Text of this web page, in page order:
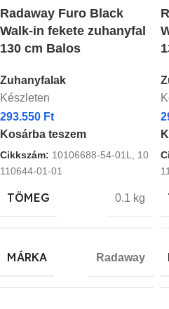
Radaway Furo Black
Walk-in fekete zuhanyfal
130 cm Balos
Zuhanyfalak
Készleten
293.550 Ft
Kosárba teszem
Cikkszám: 10106688-54-01L, 10
110644-01-01
TÖMEG 0.1 kg
MÁRKA Radaway